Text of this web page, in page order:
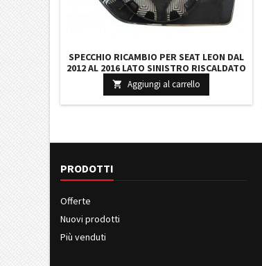
SPECCHIO RICAMBIO PER SEAT LEON DAL
2012 AL 2016 LATO SINISTRO RISCALDATO
 Aggiungi al carrello
PRODOTTI
Offerte
Nuovi prodotti
Più venduti